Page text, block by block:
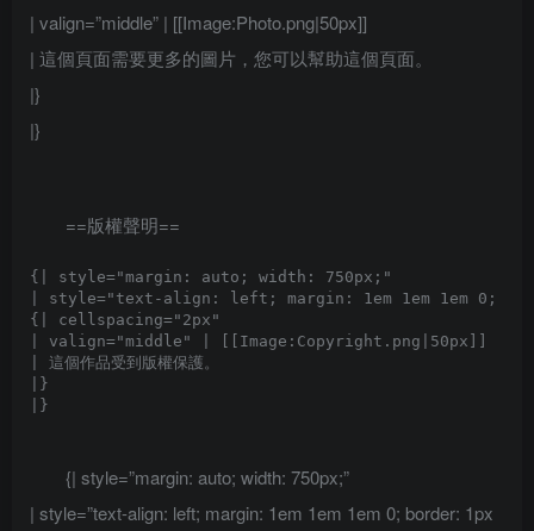
| valign=”middle” | [[Image:Photo.png|50px]]
| 這個頁面需要更多的圖片，您可以幫助這個頁面。
|}
|}
==版權聲明==
{| style="margin: auto; width: 750px;"
| style="text-align: left; margin: 1em 1em 1em 0;
{| cellspacing="2px"
| valign="middle" | [[Image:Copyright.png|50px]]
| 這個作品受到版權保護。
|}
{| style=”margin: auto; width: 750px;”
| style=”text-align: left; margin: 1em 1em 1em 0; border: 1px